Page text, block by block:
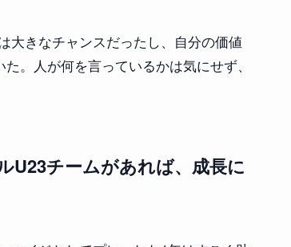
大きなチャンスだったし、自分の価値
。人が何を言っているかは気にせず、
U23チームがあれば、成長に